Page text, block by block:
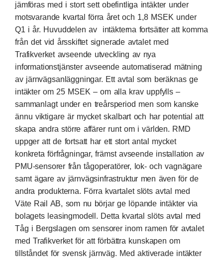
jämföras med i stort sett obefintliga intäkter under
motsvarande kvartal förra året och 1,8 MSEK under
Q1 i år. Huvuddelen av intäkterna fortsätter att komma
från det vid årsskiftet signerade avtalet med
Trafikverket avseende utveckling av nya
informationstjänster avseende automatiserad mätning
av järnvägsanläggningar. Ett avtal som beräknas ge
intäkter om 25 MSEK – om alla krav uppfylls –
sammanlagt under en treårsperiod men som kanske
ännu viktigare är mycket skalbart och har potential att
skapa andra större affärer runt om i världen. RMD
uppger att de fortsatt har ett stort antal mycket
konkreta förfrågningar, främst avseende installation av
PMU-sensorer från tågoperatörer, lok- och vagnägare
samt ägare av järnvägsinfrastruktur men även för de
andra produkterna. Förra kvartalet slöts avtal med
Väte Rail AB, som nu börjar ge löpande intäkter via
bolagets leasingmodell. Detta kvartal slöts avtal med
Tåg i Bergslagen om sensorer inom ramen för avtalet
med Trafikverket för att förbättra kunskapen om
tillståndet för svensk järnväg. Med aktiverade intäkter